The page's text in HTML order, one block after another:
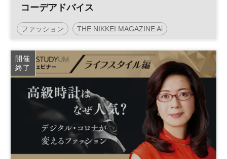
コーデアドバイス
ファッション THE NIKKEI MAGAZINE Ai
ライフスタイル
働く女性
開催
終了